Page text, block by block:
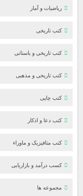
ریاضیات و آمار
کتب تاریخی
کتب تاریخی و باستانی
کتب تاریخی و مذهبی
کتب چاپی
کتب دعا و اذکار
کتب متافیزیک و ماوراء
کسب درآمد و بازاریابی
مجموعه ها